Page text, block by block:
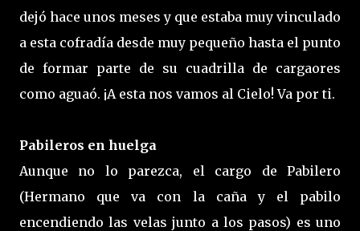
dejó hace unos meses y que estaba muy vinculado
a esta cofradía desde muy pequeño hasta el punto
de formar parte de su cuadrilla de cargaores
como aguaó. ¡A esta nos vamos al Cielo! Va por ti.
Pabileros en huelga
Aunque no lo parezca, el cargo de Pabilero
(Hermano que va con la caña y el pabilo
encendiendo las velas junto a los pasos) es uno